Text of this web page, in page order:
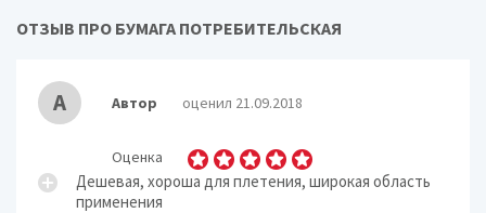
ОТЗЫВ ПРО БУМАГА ПОТРЕБИТЕЛЬСКАЯ
А Автор оценил 21.09.2018
Оценка
Дешевая, хороша для плетения, широкая область
применения